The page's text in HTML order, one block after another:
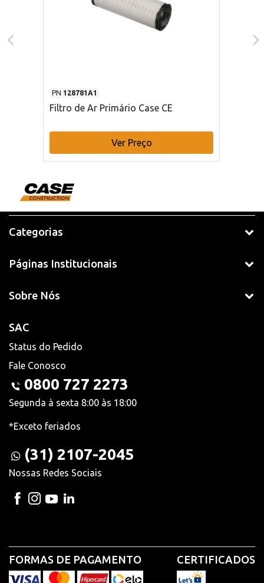
PN 128781A1
Filtro de Ar Primário Case CE
Ver Preço
Categorias
Páginas Institucionais
Sobre Nós
SAC
Status do Pedido
Fale Conosco
0800 727 2273
Segunda à sexta 8:00 às 18:00
*Exceto feriados
(31) 2107-2045
Nossas Redes Sociais
FORMAS DE PAGAMENTO CERTIFICADOS